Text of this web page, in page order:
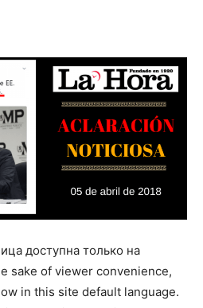
доступна только на
sake of viewer convenience,
in this site default language.